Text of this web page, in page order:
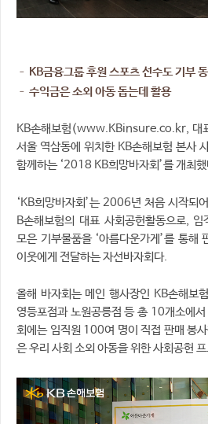
– KB금융그룹 후원 스포츠 선수도 기부
– 수익금은 소외 아동 돕는데 활용
KB손해보험(www.KBinsure.co.kr, 대
서울 역삼동에 위치한 KB손해보험 본사
함께하는 ‘2018 KB희망바자회’를 개최
‘KB희망바자회’는 2006년 처음 시작되
B손해보험의 대표 사회공헌활동으로,
모은 기부물품을 ‘아름다운가게’를 통해
이웃에게 전달하는 자선바자회다.
올해 바자회는 메인 행사장인 KB손해보
영등포점과 노원공릉점 등 총 10개소에
회에는 임직원 100여 명이 직접 판매 봉
은 우리 사회 소외 아동을 위한 사회공헌